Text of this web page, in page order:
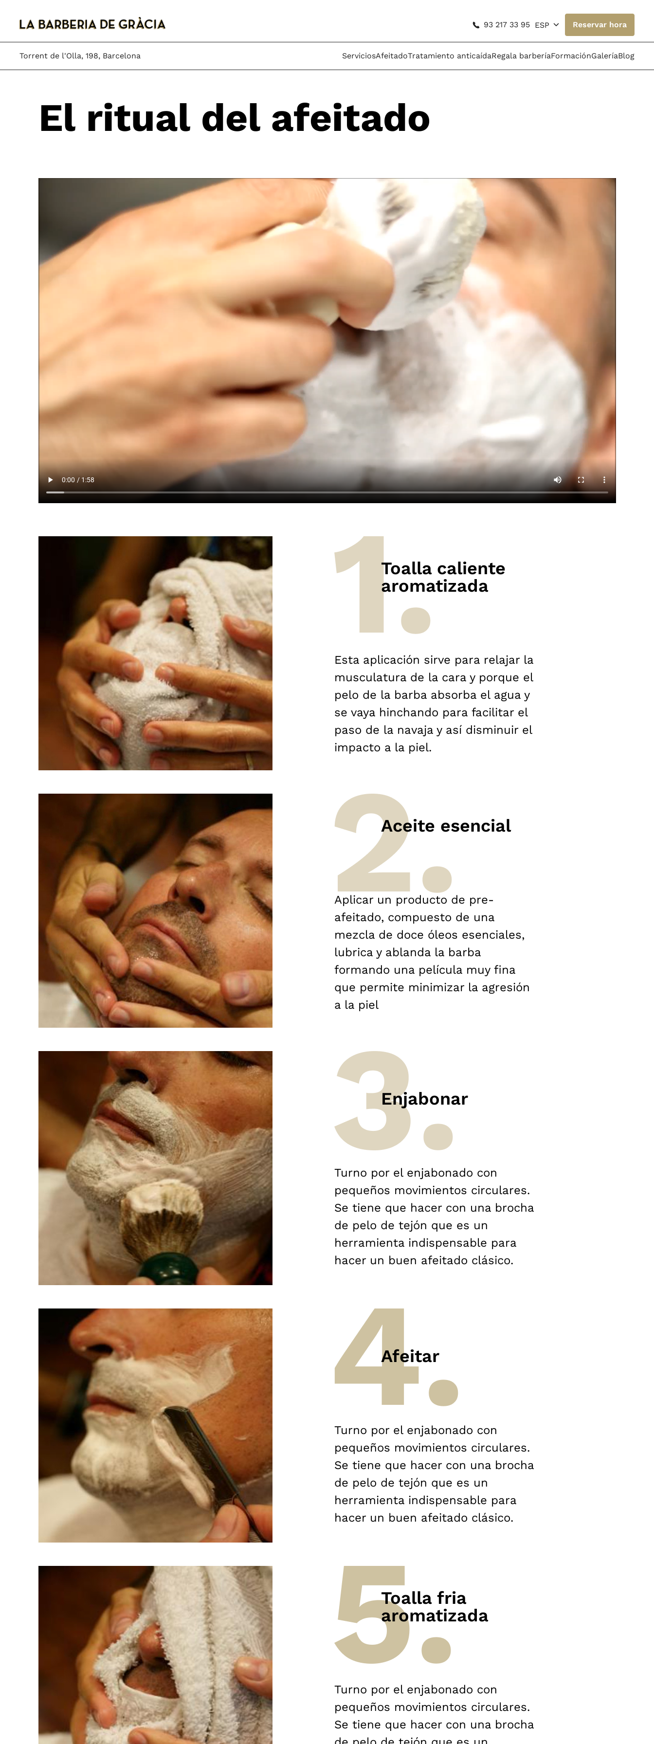
93 217 33 95 ESP Reservar hora
Torrent de l'Olla, 198, Barcelona ServiciosAfeitadoTratamiento anticaídaRegala barberíaFormaciónGaleríaBlog
El ritual del afeitado
Toalla caliente
aromatizada
Esta aplicación sirve para relajar la
musculatura de la cara y porque el
pelo de la barba absorba el agua y
se vaya hinchando para facilitar el
paso de la navaja y así disminuir el
impacto a la piel.
Aceite esencial
Aplicar un producto de pre-
afeitado, compuesto de una
mezcla de doce óleos esenciales,
lubrica y ablanda la barba
formando una película muy fina
que permite minimizar la agresión
a la piel
Enjabonar
Turno por el enjabonado con
pequeños movimientos circulares.
Se tiene que hacer con una brocha
de pelo de tejón que es un
herramienta indispensable para
hacer un buen afeitado clásico.
Afeitar
Turno por el enjabonado con
pequeños movimientos circulares.
Se tiene que hacer con una brocha
de pelo de tejón que es un
herramienta indispensable para
hacer un buen afeitado clásico.
Toalla fria
aromatizada
Turno por el enjabonado con
pequeños movimientos circulares.
Se tiene que hacer con una brocha